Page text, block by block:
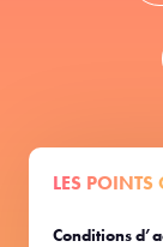
LES POINTS
Conditions